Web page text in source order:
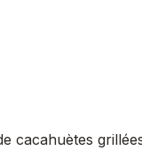
cacahuètes